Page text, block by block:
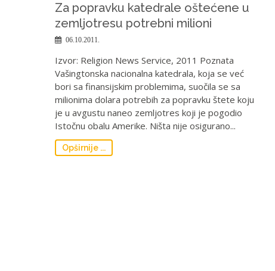
Za popravku katedrale oštećene u
zemljotresu potrebni milioni
06.10.2011.
Izvor: Religion News Service, 2011 Poznata
Vašingtonska nacionalna katedrala, koja se već
bori sa finansijskim problemima, suočila se sa
milionima dolara potrebih za popravku štete koju
je u avgustu naneo zemljotres koji je pogodio
Istočnu obalu Amerike. Ništa nije osigurano...
Opširnije ...